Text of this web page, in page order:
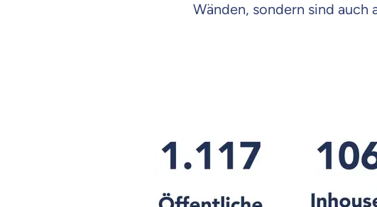
Wänden, sondern sind auch
dich gut beraten
Wir möchten, dass du dich aus